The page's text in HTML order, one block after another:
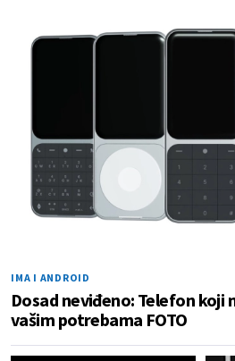
IMA I ANDROID
Dosad neviđeno: Telefon
vašim potrebama FOTO